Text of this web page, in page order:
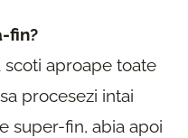
fin?
scoti aproape toate
procesezi intai
super-fin, abia apoi